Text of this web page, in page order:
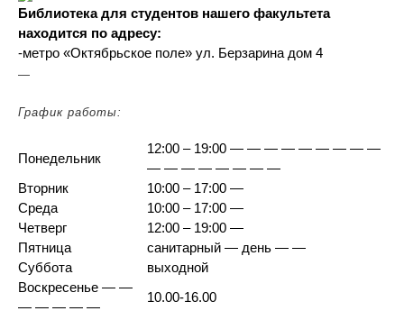
Библиотека для студентов нашего факультета
находится по адресу:
-метро «Октябрьское поле» ул. Берзарина дом 4
—
График работы:
Понедельник
12:00 – 19:00 — — — — — — — — —
— — — — — — — —
Вторник
10:00 – 17:00 —
Среда
10:00 – 17:00 —
Четверг
12:00 – 19:00 —
Пятница
санитарный — день — —
Суббота
выходной
Воскресенье — —
— — — — —
10.00-16.00